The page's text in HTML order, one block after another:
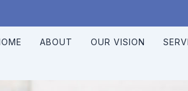
ABOUT OUR VISION